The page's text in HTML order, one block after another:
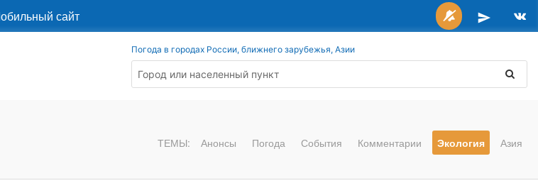
сайт
Погода в городах России, ближнего зарубежья, Азии
ТЕМЫ: Анонсы Погода События Комментарии Экология Азия